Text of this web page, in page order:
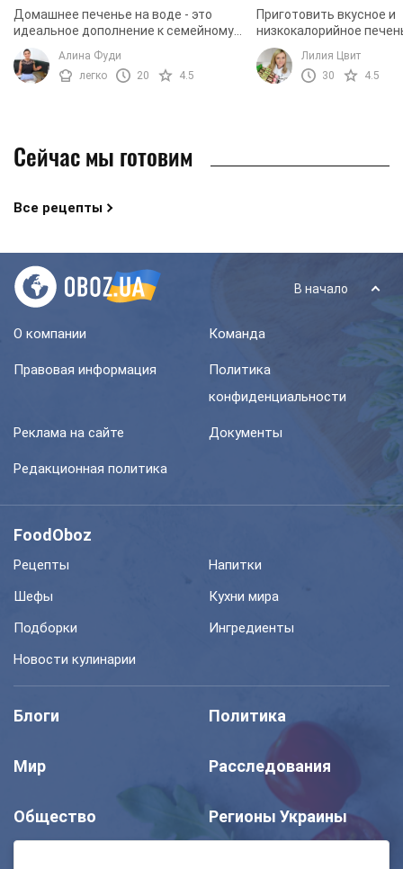
Домашнее печенье на воде - это
идеальное дополнение к семейному
чаепитию. Ингредиенты и
приготовление - простейшие,
поэтому выпечка не занимает много
Алина Фуди
легко
20 4.5
Приготовить вкусное и
низкокалорийное
вполне реально. Одним
является хрустящее
печенье, которое
Лилия Цвит
30
4.5
Сейчас мы готовим
Все рецепты
В начало
О компании Команда
Правовая информация
Политика
конфиденциальности
Реклама на сайте Документы
Редакционная политика
FoodOboz
Рецепты
Напитки
Шефы
Кухни мира
Подборки
Ингредиенты
Новости кулинарии
Блоги Политика
Мир Расследования
Общество Регионы Украины